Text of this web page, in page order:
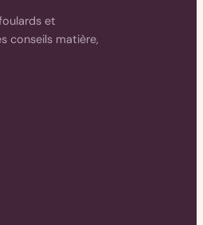
et
conseils matière,